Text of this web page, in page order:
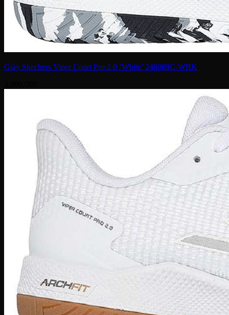
Giày Skechers Viper Court Pro 2.0 ‘White’ 246069C-WBK